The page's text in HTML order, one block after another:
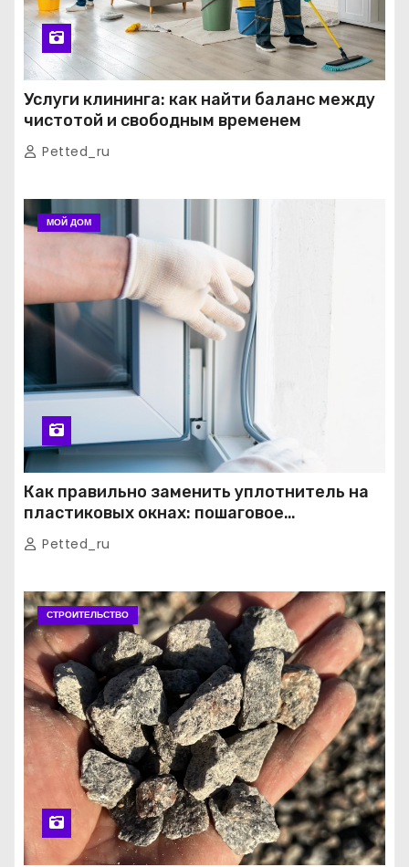
Услуги клининга: как найти баланс между
чистотой и свободным временем
Petted_ru
МОЙ ДОМ
Как правильно заменить уплотнитель на
пластиковых окнах: пошаговое
руководство от экспертов
Petted_ru
СТРОИТЕЛЬСТВО